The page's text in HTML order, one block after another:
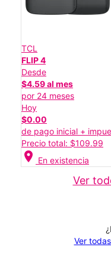
TCL
FLIP 4
Desde
$4.59 al mes
por 24 meses
Hoy
$0.00
de pago inicial +
Precio total: $109.99
location_on En existencia
Ver
Ver